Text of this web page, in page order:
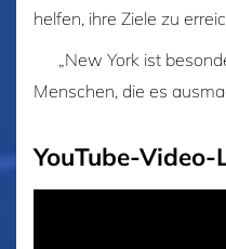
helfen, ihre Ziele zu
„New York ist
Menschen, die es
YouTube-Video-